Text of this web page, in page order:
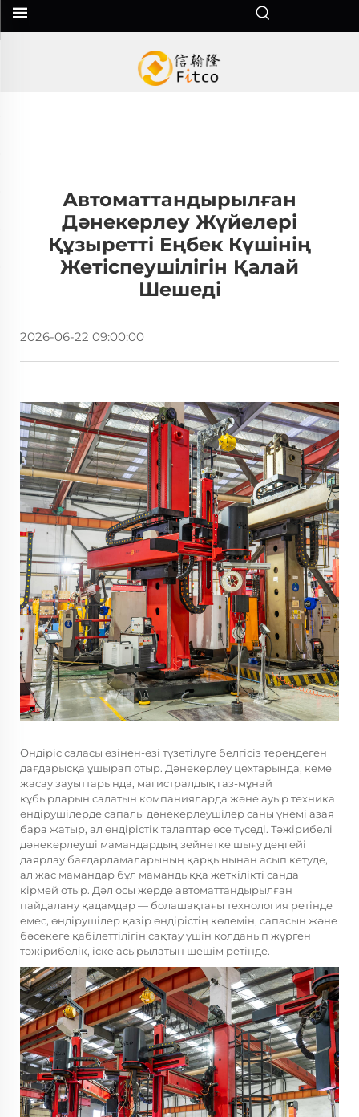
Автоматтандырылған
Дәнекерлеу Жүйелері
Құзыретті Еңбек Күшінің
Жетіспеушілігін Қалай
Шешеді
2026-06-22 09:00:00
Өндіріс саласы өзінен-өзі түзетілуге белгісіз тереңдеген
дағдарысқа ұшырап отыр. Дәнекерлеу цехтарында, кеме
жасау зауыттарында, магистралдық газ-мұнай
құбырларын салатын компанияларда және ауыр техника
өндірушілерде сапалы дәнекерлеушілер саны үнемі азая
бара жатыр, ал өндірістік талаптар өсе түседі. Тәжірибелі
дәнекерлеуші мамандардың зейнетке шығу деңгейі
даярлау бағдарламаларының қарқынынан асып кетуде,
ал жас мамандар бұл мамандыққа жеткілікті санда
кірмей отыр. Дәл осы жердеавтоматтандырылған
пайдалану қадамдар — болашақтағы технология ретінде
емес, өндірушілер қазір өндірістің көлемін, сапасын және
бәсекеге қабілеттілігін сақтау үшін қолданып жүрген
тәжірибелік, іске асырылатын шешім ретінде.